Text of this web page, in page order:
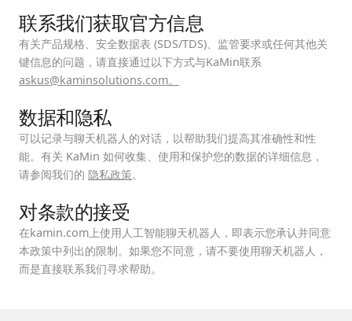
联系我们获取官方信息
有关产品规格、安全数据表 (SDS/TDS)、监管要求或任何其他关
键信息的问题，请直接通过以下方式与KaMin联系
askus@kaminsolutions.com。
数据和隐私
可以记录与聊天机器人的对话，以帮助我们提高其准确性和性
能。有关 KaMin 如何收集、使用和保护您的数据的详细信息，
请参阅我们的 隐私政策。
对条款的接受
在kamin.com上使用人工智能聊天机器人，即表示您承认并同意
本政策中列出的限制。如果您不同意，请不要使用聊天机器人，
而是直接联系我们寻求帮助。